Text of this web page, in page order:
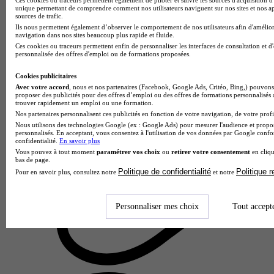
Lycée agricole Étienne Restat
Bac - Général
Sainte-Livrade-sur-Lot 47110
distingue par sa spécialité rare biologie-écologie, spécifique à
l'enseignement agricole. Les élèves étudient l'agronomie, la
unique permettant de comprendre comment nos utilisateurs naviguent sur nos sites et nos
sources de trafic.
Ils nous permettent également d’observer le comportement de nos utilisateurs afin
navigation dans nos sites beaucoup plus rapide et fluide.
Ces cookies ou traceurs permettent enfin de personnaliser les interfaces de consultation et
personnalisée des offres d'emploi ou de formations proposées.
Cookies publicitaires
Avec votre accord , nous et nos partenaires (Facebook, Google Ads, Critéo, Bing,)
proposer des publicités pour des offres d’emploi ou des offres de formations
trouver rapidement un emploi ou une formation.
Nos partenaires personnalisent ces publicités en fonction de votre navigation, de votre
Nous utilisons des technologies Google (ex : Google Ads) pour mesurer l'audience et
personnalisés. En acceptant, vous consentez à l'utilisation de vos données par Google
confidentialité. En savoir plus
Vous pouvez à tout moment paramétrer vos choix ou retirer votre consentement en
bas de page.
Pour en savoir plus, consultez notre Politique de confidentialité et notre Politique
Personnaliser mes choix Tout